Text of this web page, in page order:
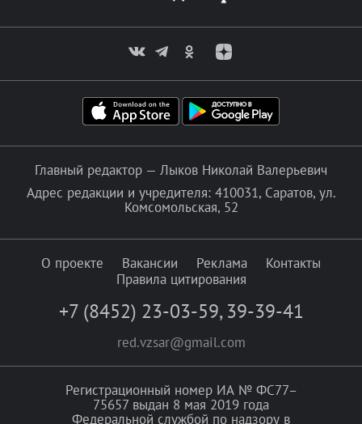
Главный редактор — Лыков Николай Валерьевич
Адрес редакции и учредителя: 410031, Саратов, ул.
Комсомольская, 52
О проекте Вакансии Реклама
Контакты
Правила цитирования
+7 (8452) 23-03-59, 39-39-41
red.vzsar@gmail.com
Регистрационный номер ИА № ФС77–
75657 выдан 8 мая 2019 года
Федеральной службой по надзору в